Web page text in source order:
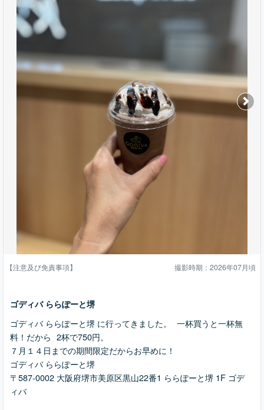
【注意及び免責事項】 撮影時期：2026年07月頃
ゴディバ ららぽーと堺
ゴディバ ららぽーと堺 に行ってきました。 一杯買うと一杯無
料！だから 2杯で750円。
７月１４日までの期間限定だからお早めに！
ゴディバ ららぽーと堺
〒587-0002 大阪府堺市美原区黒山22番1 ららぽーと堺 1F ゴデ
ィバ